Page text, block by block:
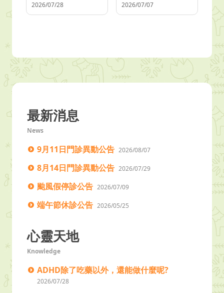
2026/07/28 2026/07/07
最新消息
News
9月11日門診異動公告 2026/08/07
8月14日門診異動公告 2026/07/29
颱風假停診公告 2026/07/09
端午節休診公告 2026/05/25
心靈天地
Knowledge
ADHD除了吃藥以外，還能做什麼呢?
2026/07/28